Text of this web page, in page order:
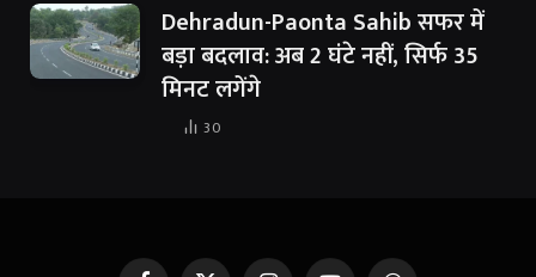
Dehradun-Paonta Sahib सफर में
बड़ा बदलाव: अब 2 घंटे नहीं, सिर्फ 35
मिनट लगेंगे
30